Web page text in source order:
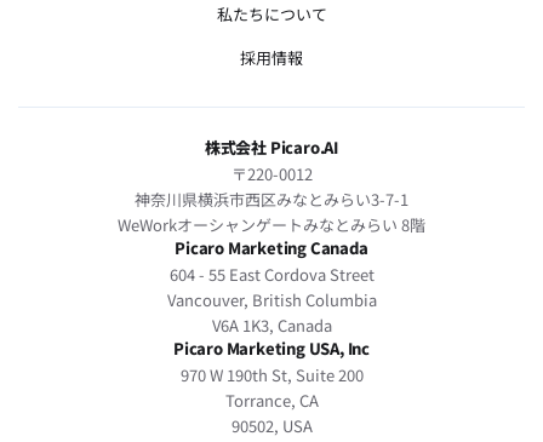
私たちについて
採用情報
株式会社 Picaro.AI
〒220-0012
神奈川県横浜市西区みなとみらい3-7-1
WeWorkオーシャンゲートみなとみらい 8階
Picaro Marketing Canada
604 - 55 East Cordova Street
Vancouver, British Columbia
V6A 1K3, Canada
Picaro Marketing USA, Inc
970 W 190th St, Suite 200
Torrance, CA
90502, USA